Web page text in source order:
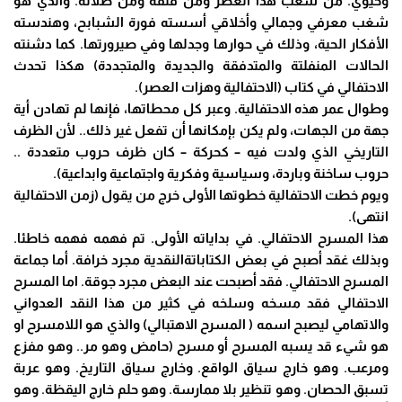
شغب معرفي وجمالي وأخلاقي أسسته فورة الشبابح، وهندسته
الأفكار الحية، وذلك في حوارها وجدلها وفي صيرورتها. كما دشنته
الحالات المنفلتة والمتدفقة والجديدة والمتجددة) هكذا تحدث
الاحتفالي في كتاب (الاحتفالية وهزات العصر).
وطوال عمر هذه الاحتفالية. وعبر كل محطاتها، فإنها لم تهادن أية
جهة من الجهات، ولم يكن بإمكانها أن تفعل غير ذلك.. لأن الظرف
التاريخي الذي ولدت فيه – كحركة – كان ظرف حروب متعددة ..
حروب ساخنة وباردة، وسياسية وفكرية واجتماعية وابداعية).
ويوم خطت الاحتفالية خطوتها الأولى خرج من يقول (زمن الاحتفالية
انتهى).
هذا المسرح الاحتفالي. في بداياته الأولى. تم فهمه فهمه خاطئا.
وبذلك غقد أصبح في بعض الكتاباتةالنقدية مجرد خرافة. أما جماعة
المسرح الاحتفالي. فقد أصبحت عند البعض مجرد جوقة. اما المسرح
الاحتفالي فقد مسخه وسلخه في كثير من هذا النقد العدواني
والاتهامي ليصبح اسمه ( المسرح الاهتبالي) والذي هو اللامسرح او
هو شيء قد يسبه المسرح أو مسرح (حامض وهو مر.. وهو مفزع
ومرعب. وهو خارج سياق الواقع. وخارج سياق التاريخ. وهو عربة
تسبق الحصان. وهو تنظير بلا ممارسة. وهو حلم خارج اليقظة. وهو